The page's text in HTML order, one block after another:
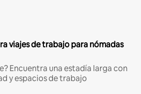
viajes de trabajo para nómadas
Encuentra una estadía larga con
y espacios de trabajo